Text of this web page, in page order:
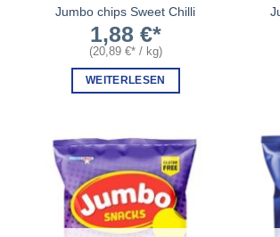
Jumbo chips Sweet Chilli
1,88 €
(20,89 € / kg)
WEITERLESEN